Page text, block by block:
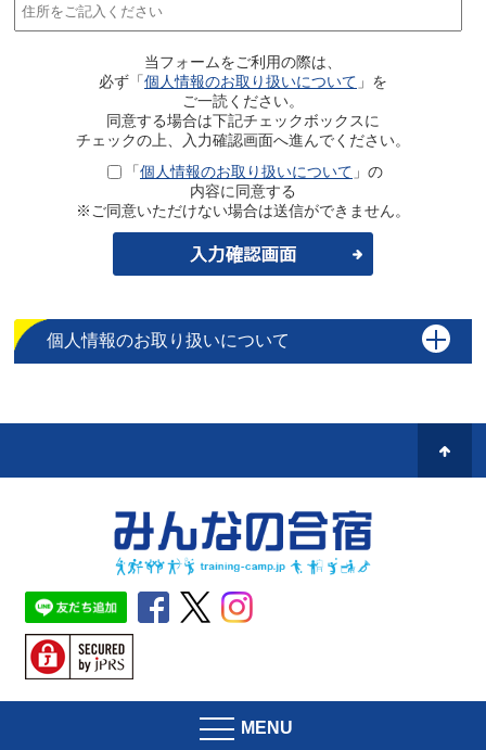
当フォームをご利用の際は、
必ず「個人情報のお取り扱いについて 」を
ご一読ください。
同意する場合は下記チェックボックスに
チェックの上、入力確認画面へ進んでください。
「個人情報のお取り扱いについて 」の
内容に同意する
※ご同意いただけない場合は送信ができません。
個人情報のお取り扱いについて
MENU